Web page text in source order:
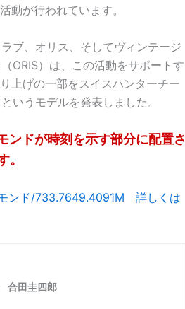
が行われています。
ブ、オリス、そしてヴィンテージ
ORIS）は、この活動をサポートす
上げの一部をスイスハンターチー
いうモデルを発表しました。
ンドが時刻を示す部分に配置さ
。
ンド/733.7649.4091M 詳しくは
合田圭四郎